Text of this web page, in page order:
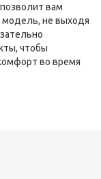
позволит вам
не выходя
чтобы
во время